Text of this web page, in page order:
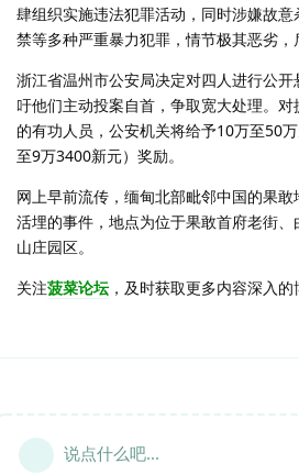
肆组织实施违法犯罪活动，同时涉嫌故
禁等多种严重暴力犯罪，情节极其恶劣，
浙江省温州市公安局决定对四人进行公
吁他们主动投案自首，争取宽大处理。
的有功人员，公安机关将给予10万至50
至9万3400新元）奖励。
网上早前流传，缅甸北部毗邻中国的果
活埋的事件，地点为位于果敢首府老街
山庄园区。
关注菠菜论坛，及时获取更多内容深入的
说点什么吧...